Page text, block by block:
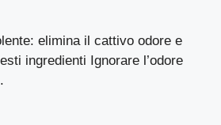
elimina il cattivo odore e
ingredienti Ignorare l’odore